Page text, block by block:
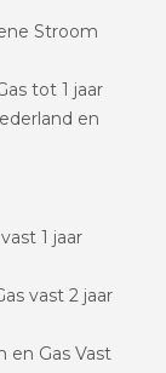
Stroom
tot 1 jaar
en
1 jaar
vast 2 jaar
en Gas Vast